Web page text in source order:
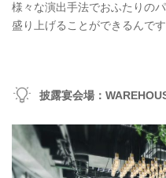
様々な演出手法でおふたりの
盛り上げることができるんで
披露宴会場：